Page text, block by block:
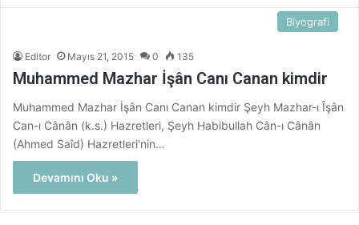
Biyografi
Editor Mayıs 21, 2015 0 135
Muhammed Mazhar İşân Canı Canan kimdir
Muhammed Mazhar İşân Canı Canan kimdir Şeyh Mazhar-ı Îşân
Can-ı Cânân (k.s.) Hazretleri, Şeyh Habibullah Cân-ı Cânân
(Ahmed Saîd) Hazretleri’nin…
Devamını Oku »